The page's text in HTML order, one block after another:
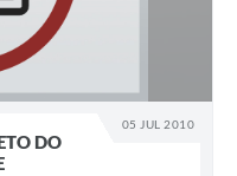
05 JUL 2010
DO